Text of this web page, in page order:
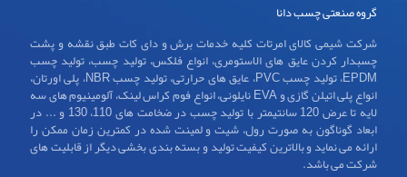
گروه صنعتی چسب دانا
شرکت شیمی کالای امرتات کلیه خدمات برش و دای کات طبق نقشه و پشت
چسبدار کردن عایق های الاستومری، انواع فلکس، تولید چسب، تولید چسب
EPDM، تولید چسب PVC، عایق های حرارتی، تولید چسب NBR، پلی اورتان،
انواع پلی اتیلن گازی و EVA نایلونی، انواع فوم کراس لینک، آلومینیوم های سه
لایه تا عرض 120 سانتیمتر با تولید چسب در ضخامت های 110، 130 و ... در
ابعاد گوناگون به صورت رول، شیت و لمینت شده در کمترین زمان ممکن را
ارائه می نماید و بالاترین کیفیت تولید و بسته بندی بخشی دیگر از قابلیت های
شرکت می باشد.